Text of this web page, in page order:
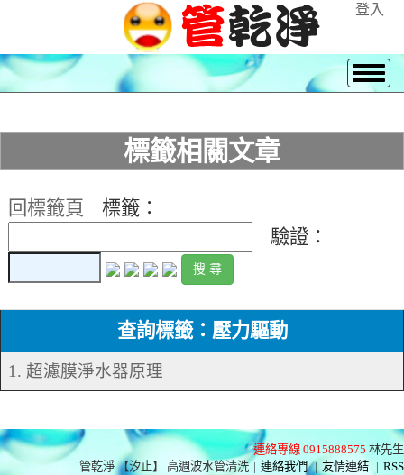
登入
標籤相關文章
回標籤頁
標籤：
驗證：
查詢標籤：壓力驅動
1. 超濾膜淨水器原理
連絡專線 0915888575 林先生
管乾淨 【汐止】 高週波水管清洗 | 連絡我們 | 友情連結 | RSS